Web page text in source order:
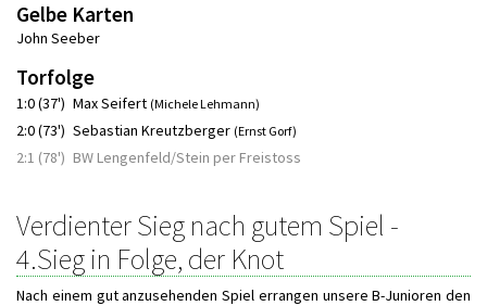
Gelbe Karten
John Seeber
Torfolge
1:0 (37') Max Seifert (Michele Lehmann)
2:0 (73') Sebastian Kreutzberger (Ernst Gorf)
2:1 (78') BW Lengenfeld/Stein per Freistoss
Verdienter Sieg nach gutem Spiel -
4.Sieg in Folge, der Knot
Nach einem gut anzusehenden Spiel errangen unsere B-Junioren den